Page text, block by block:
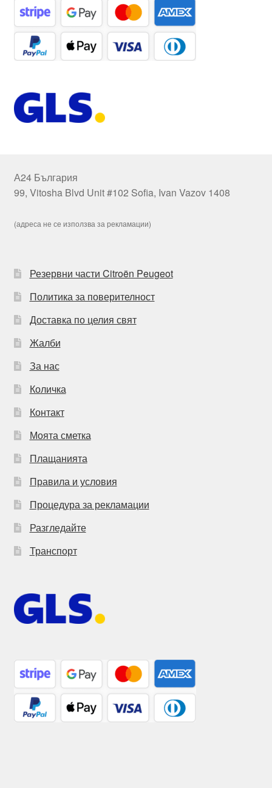
А24 България
99, Vitosha Blvd Unit #102 Sofia, Ivan Vazov 1408
(адреса не се използва за рекламации)
Резервни части Citroën Peugeot
Политика за поверителност
Доставка по целия свят
Жалби
За нас
Количка
Контакт
Моята сметка
Плащанията
Правила и условия
Процедура за рекламации
Разгледайте
Транспорт